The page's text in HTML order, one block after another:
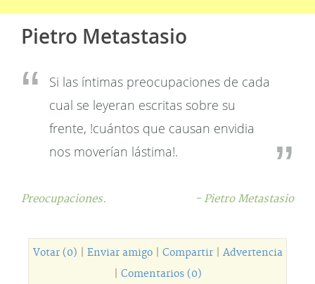
Pietro Metastasio
Si las íntimas preocupaciones de cada
cual se leyeran escritas sobre su
frente, !cuántos que causan envidia
nos moverían lástima!.
Preocupaciones. - Pietro Metastasio
Votar (0) Enviar amigo| Compartir| Advertencia
Comentarios (0)